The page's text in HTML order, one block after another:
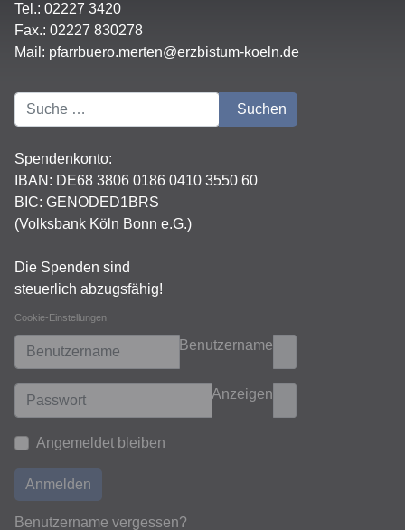
Tel.: 02227 3420
Fax.: 02227 830278
Mail: pfarrbuero.merten@erzbistum-koeln.de
Suchen Suchen
Spendenkonto:
IBAN: DE68 3806 0186 0410 3550 60
BIC: GENODED1BRS
(Volksbank Köln Bonn e.G.)
Die Spenden sind
steuerlich abzugsfähig!
Cookie-Einstellungen
Benutzername
Anzeigen
Angemeldet bleiben
Anmelden
Benutzername vergessen?